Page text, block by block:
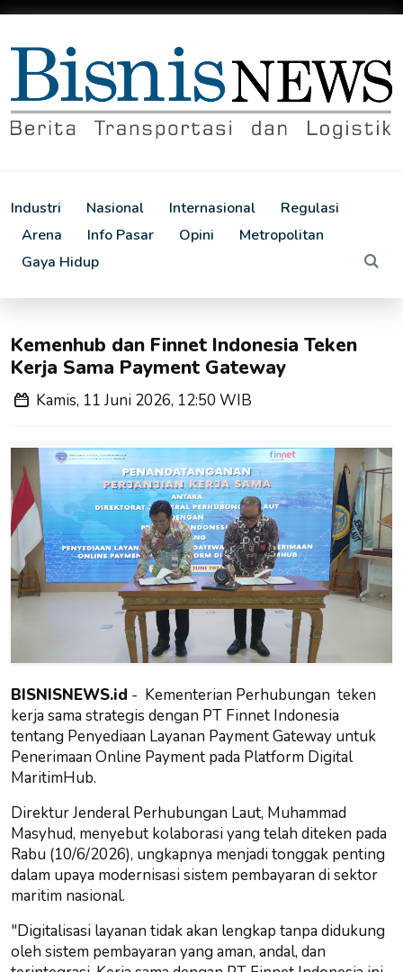
Industri Nasional Internasional
Regulasi
Arena
Info Pasar Opini
Metropolitan
Gaya Hidup
Kemenhub dan Finnet Indonesia Teken
Kerja Sama Payment Gateway
Kamis, 11 Juni 2026, 12:50 WIB
BISNISNEWS.id - Kementerian Perhubungan teken
kerja sama strategis dengan PT Finnet Indonesia
tentang Penyediaan Layanan Payment Gateway untuk
Penerimaan Online Payment pada Platform Digital
MaritimHub.
Direktur Jenderal Perhubungan Laut, Muhammad
Masyhud, menyebut kolaborasi yang telah diteken pada
Rabu (10/6/2026), ungkapnya menjadi tonggak penting
dalam upaya modernisasi sistem pembayaran di sektor
maritim nasional.
"Digitalisasi layanan tidak akan lengkap tanpa didukung
oleh sistem pembayaran yang aman, andal, dan